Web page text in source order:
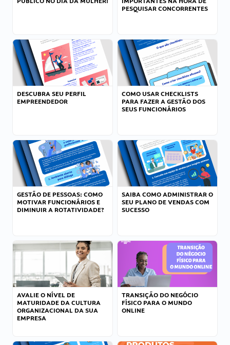
PESQUISAR CONCORRENTES
DESCUBRA SEU PERFIL
EMPREENDEDOR
COMO USAR CHECKLISTS
PARA FAZER A GESTÃO DOS
SEUS FUNCIONÁRIOS
GESTÃO DE PESSOAS: COMO
MOTIVAR FUNCIONÁRIOS E
DIMINUIR A ROTATIVIDADE?
SAIBA COMO ADMINISTRAR O
SEU PLANO DE VENDAS COM
SUCESSO
AVALIE O NÍVEL DE
MATURIDADE DA CULTURA
ORGANIZACIONAL DA SUA
EMPRESA
TRANSIÇÃO DO NEGÓCIO
FÍSICO PARA O MUNDO
ONLINE